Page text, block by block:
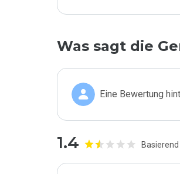
Was sagt die
Eine Bewertung
1.4